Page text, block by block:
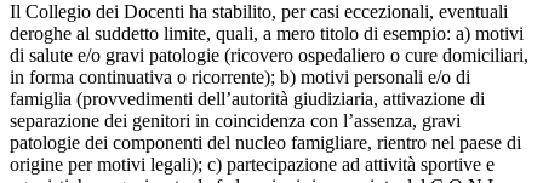
Il Collegio dei Docenti ha stabilito, per casi eccezionali, eventuali
deroghe al suddetto limite, quali, a mero titolo di esempio: a) motivi
di salute e/o gravi patologie (ricovero ospedaliero o cure domiciliari,
in forma continuativa o ricorrente); b) motivi personali e/o di
famiglia (provvedimenti dell’autorità giudiziaria, attivazione di
separazione dei genitori in coincidenza con l’assenza, gravi
patologie dei componenti del nucleo famigliare, rientro nel paese di
origine per motivi legali); c) partecipazione ad attività sportive e